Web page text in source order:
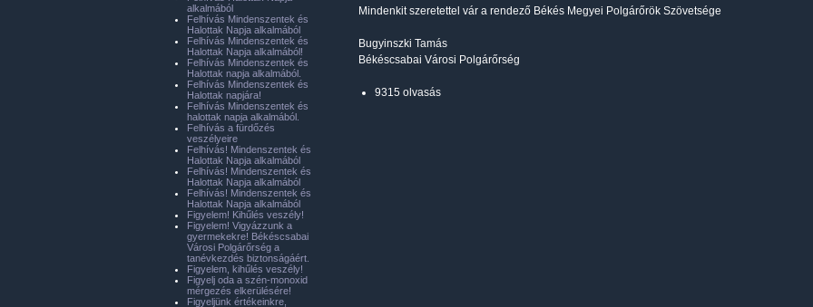
Mindenkit szeretettel vár a rendező Békés Megyei Polgárőrök Szövetsége
Bugyinszki Tamás
Békéscsabai Városi Polgárőrség
9315 olvasás
alkalmából
Felhívás Mindenszentek és
Halottak Napja alkalmából
Felhívás Mindenszentek és
Halottak Napja alkalmából!
Felhívás Mindenszentek és
Halottak napja alkalmából.
Felhívás Mindenszentek és
Halottak napjára!
Felhívás Mindenszentek és
halottak napja alkalmából.
Felhívás a fürdőzés
veszélyeire
Felhívás! Mindenszentek és
Halottak Napja alkalmából
Felhívás! Mindenszentek és
Halottak Napja alkalmából
Felhívás! Mindenszentek és
Halottak Napja alkalmából
Figyelem! Kihűlés veszély!
Figyelem! Vigyázzunk a
gyermekekre! Békéscsabai
Városi Polgárőrség a
tanévkezdés biztonságáért.
Figyelem, kihűlés veszély!
Figyelj oda a szén-monoxid
mérgezés elkerülésére!
Figyeljünk értékeinkre,